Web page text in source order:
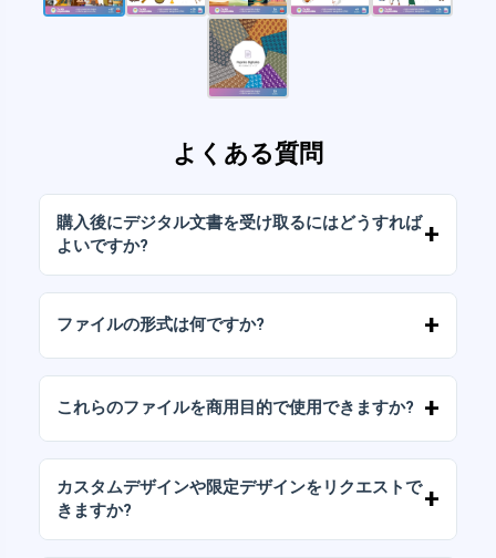
よくある質問
購入後にデジタル文書を受け取るにはどうすれば
よいですか?
イルをダウンロードできます。
ファイルの形式は何ですか?
パッケージには、AIまたはPDFファイルも含ま
れています。
これらのファイルを商用目的で使用できますか?
（変更せずに）再販しないことを条件として、
個人ライセンスと商用ライセンスが含まれてい
ます。
カスタムデザインや限定デザインをリクエストで
きますか?